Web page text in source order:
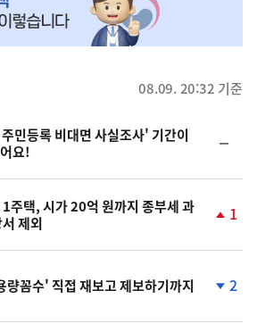
08.09. 20:32 기준
민등록 비대면 사실조사' 기간이
요!
일
주택, 시가 20억 원까지 종부세 과
제외
1
량꼼수' 직접 재보고 제보하기까지 2